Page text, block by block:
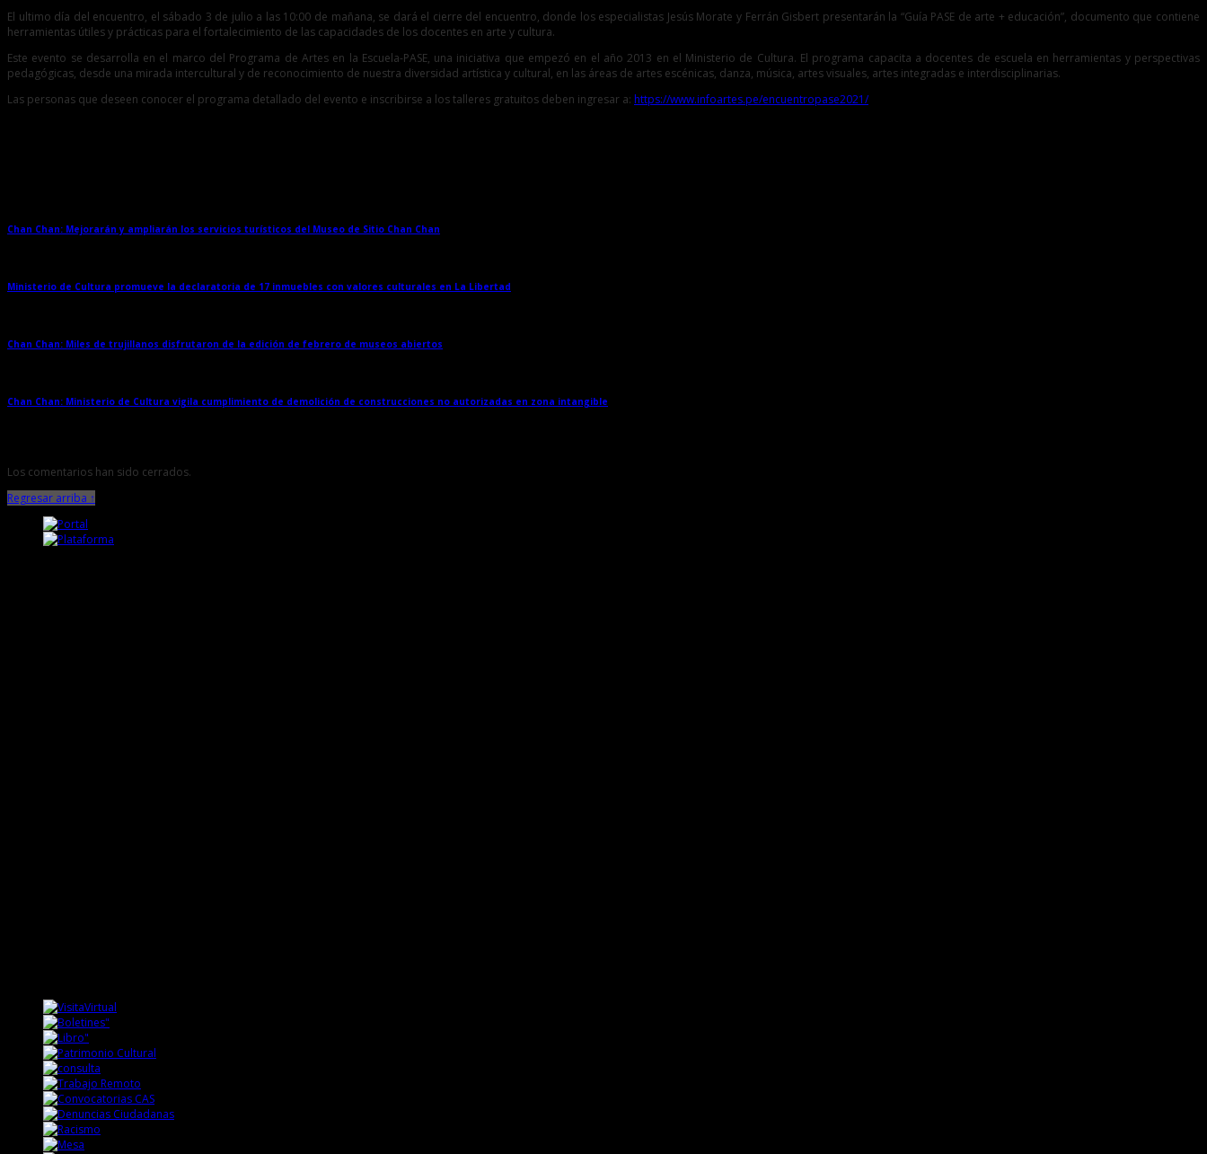
El ultimo día del encuentro, el sábado 3 de julio a las 10:00 de mañana, se dará el cierre del encuentro, donde los especialistas Jesús Morate y Ferrán Gisbert presentarán la “Guía PASE de arte + educación”, documento que contiene
herramientas útiles y prácticas para el fortalecimiento de las capacidades de los docentes en arte y cultura.
Este evento se desarrolla en el marco del Programa de Artes en la Escuela-PASE, una iniciativa que empezó en el año 2013 en el Ministerio de Cultura. El programa capacita a docentes de escuela en herramientas y perspectivas
pedagógicas, desde una mirada intercultural y de reconocimiento de nuestra diversidad artística y cultural, en las áreas de artes escénicas, danza, música, artes visuales, artes integradas e interdisciplinarias.
Las personas que deseen conocer el programa detallado del evento e inscribirse a los talleres gratuitos deben ingresar a: https://www.infoartes.pe/encuentropase2021/
Chan Chan: Mejorarán y ampliarán los servicios turísticos del Museo de Sitio Chan Chan
Ministerio de Cultura promueve la declaratoria de 17 inmuebles con valores culturales en La Libertad
Chan Chan: Miles de trujillanos disfrutaron de la edición de febrero de museos abiertos
Chan Chan: Ministerio de Cultura vigila cumplimiento de demolición de construcciones no autorizadas en zona intangible
Los comentarios han sido cerrados.
Regresar arriba ↑